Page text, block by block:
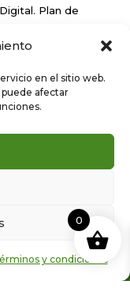
en el sitio web.
afectar
y condiciones
Plan de
EU’
y condiciones
©
0